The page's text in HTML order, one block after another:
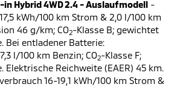
in Hybrid 4WD 2.4 - Auslaufmodell -
kWh/100 km Strom & 2,0 l/100 km
46 g/km; CO2-Klasse B; gewichtet
Bei entladener Batterie:
l/100 km Benzin; CO2-Klasse F;
Elektrische Reichweite (EAER) 45 km.
16-19,1 kWh/100 km Strom &